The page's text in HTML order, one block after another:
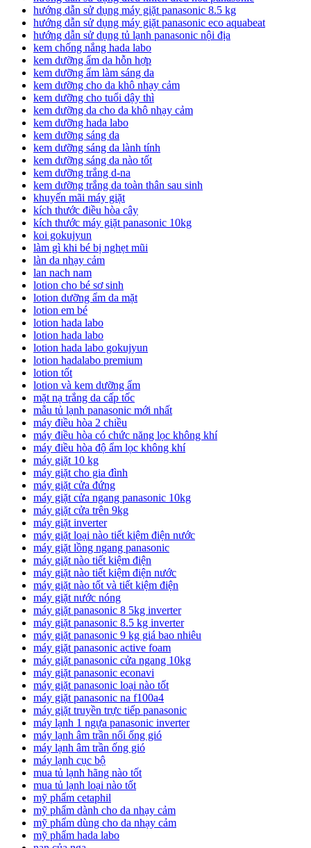
hướng dẫn sử dụng máy giặt panasonic 8.5 kg
hướng dẫn sử dụng máy giặt panasonic eco aquabeat
hướng dẫn sử dụng tủ lạnh panasonic nội địa
kem chống nắng hada labo
kem dưỡng ẩm da hỗn hợp
kem dưỡng ẩm làm sáng da
kem dưỡng cho da khô nhạy cảm
kem dưỡng cho tuổi dậy thì
kem dưỡng da cho da khô nhạy cảm
kem dưỡng hada labo
kem dưỡng sáng da
kem dưỡng sáng da lành tính
kem dưỡng sáng da nào tốt
kem dưỡng trắng d-na
kem dưỡng trắng da toàn thân sau sinh
khuyến mãi máy giặt
kích thước điều hòa cây
kích thước máy giặt panasonic 10kg
koi gokujyun
làm gì khi bé bị nghẹt mũi
làn da nhạy cảm
lan nach nam
lotion cho bé sơ sinh
lotion dưỡng ẩm da mặt
lotion em bé
lotion hada labo
lotion hada labo
lotion hada labo gokujyun
lotion hadalabo premium
lotion tốt
lotion và kem dưỡng ẩm
mặt nạ trắng da cấp tốc
mẫu tủ lạnh panasonic mới nhất
máy điều hòa 2 chiều
máy điều hòa có chức năng lọc không khí
máy điều hòa độ ẩm lọc không khí
máy giặt 10 kg
máy giặt cho gia đình
máy giặt cửa đứng
máy giặt cửa ngang panasonic 10kg
máy giặt cửa trên 9kg
máy giặt inverter
máy giặt loại nào tiết kiệm điện nước
máy giặt lồng ngang panasonic
máy giặt nào tiết kiệm điện
máy giặt nào tiết kiệm điện nước
máy giặt nào tốt và tiết kiệm điện
máy giặt nước nóng
máy giặt panasonic 8 5kg inverter
máy giặt panasonic 8.5 kg inverter
máy giặt panasonic 9 kg giá bao nhiêu
máy giặt panasonic active foam
máy giặt panasonic cửa ngang 10kg
máy giặt panasonic econavi
máy giặt panasonic loại nào tốt
máy giặt panasonic na f100a4
máy giặt truyền trực tiếp panasonic
máy lạnh 1 ngựa panasonic inverter
máy lạnh âm trần nối ống gió
máy lạnh âm trần ống gió
máy lạnh cục bộ
mua tủ lạnh hãng nào tốt
mua tủ lạnh loại nào tốt
mỹ phẩm cetaphil
mỹ phẩm dành cho da nhạy cảm
mỹ phẩm dùng cho da nhạy cảm
mỹ phẩm hada labo